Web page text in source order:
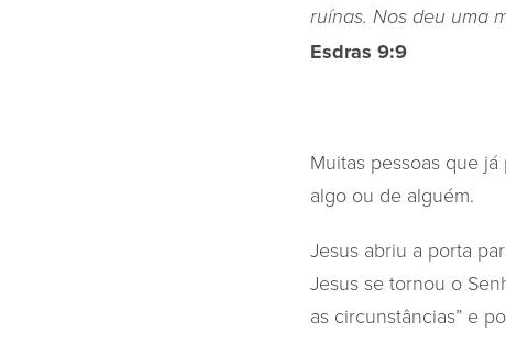
ruínas. Nos deu uma
Esdras 9:9
Muitas pessoas que
algo ou de alguém.
Jesus abriu a porta
Jesus se tornou o
as circunstâncias” e